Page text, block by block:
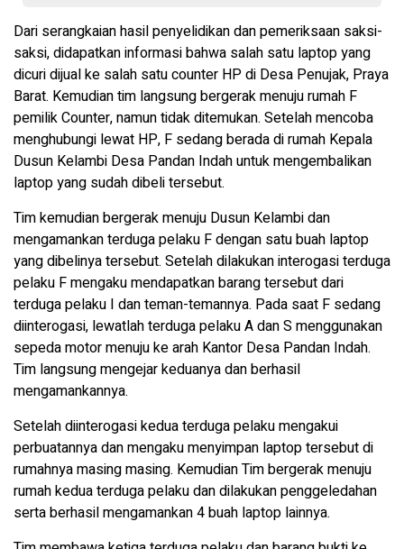
Dari serangkaian hasil penyelidikan dan pemeriksaan saksi-
saksi, didapatkan informasi bahwa salah satu laptop yang
dicuri dijual ke salah satu counter HP di Desa Penujak, Praya
Barat. Kemudian tim langsung bergerak menuju rumah F
pemilik Counter, namun tidak ditemukan. Setelah mencoba
menghubungi lewat HP, F sedang berada di rumah Kepala
Dusun Kelambi Desa Pandan Indah untuk mengembalikan
laptop yang sudah dibeli tersebut.
Tim kemudian bergerak menuju Dusun Kelambi dan
mengamankan terduga pelaku F dengan satu buah laptop
yang dibelinya tersebut. Setelah dilakukan interogasi terduga
pelaku F mengaku mendapatkan barang tersebut dari
terduga pelaku I dan teman-temannya. Pada saat F sedang
diinterogasi, lewatlah terduga pelaku A dan S menggunakan
sepeda motor menuju ke arah Kantor Desa Pandan Indah.
Tim langsung mengejar keduanya dan berhasil
mengamankannya.
Setelah diinterogasi kedua terduga pelaku mengakui
perbuatannya dan mengaku menyimpan laptop tersebut di
rumahnya masing masing. Kemudian Tim bergerak menuju
rumah kedua terduga pelaku dan dilakukan penggeledahan
serta berhasil mengamankan 4 buah laptop lainnya.